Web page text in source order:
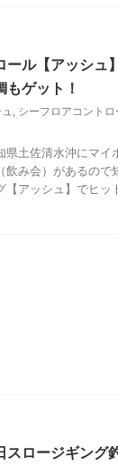
ール【アッシュ
ゲット！
, シーフロアコントロ
県土佐清水沖にマイ
飲み会）があるので
【アッシュ】でヒ
スロージギング